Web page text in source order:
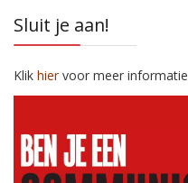
Sluit je aan!
Klik hiervoor meer informatie